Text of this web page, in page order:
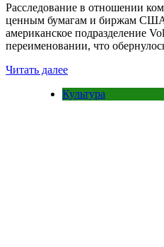
Расследование в отношении
ценным бумагам и биржам США
американское подразделение
переименовании, что
Читать далее
Культура